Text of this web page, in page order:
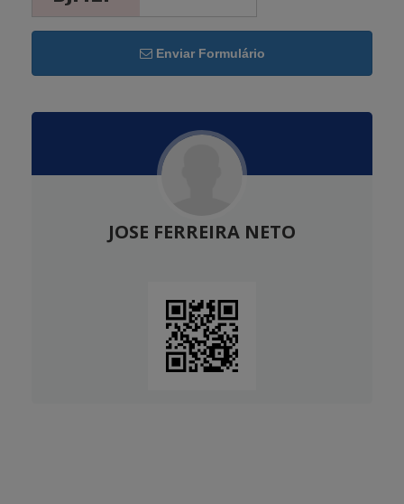
Enviar Formulário
JOSE FERREIRA NETO